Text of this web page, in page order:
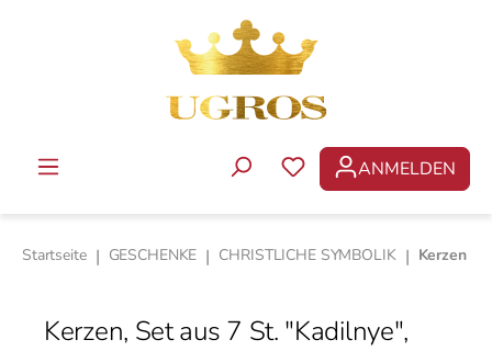
DU HAST 0
ANMELDEN
Startseite | GESCHENKE | CHRISTLICHE SYMBOLIK | Kerzen
Kerzen, Set aus 7 St. "Kadilnye",